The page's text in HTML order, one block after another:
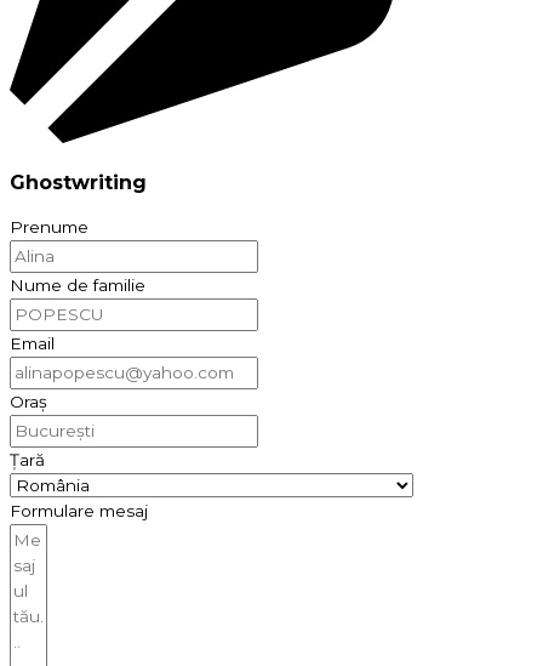
Ghostwriting
Prenume
Nume de familie
Email
Oraș
Țară
Formulare mesaj